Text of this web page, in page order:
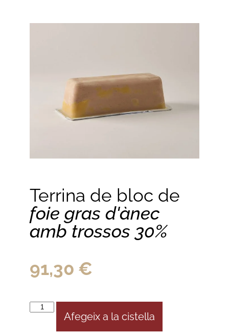
91,30 €
Afegeix a la cistella
Terrina de bloc de
foie gras d'ànec
amb trossos 30%